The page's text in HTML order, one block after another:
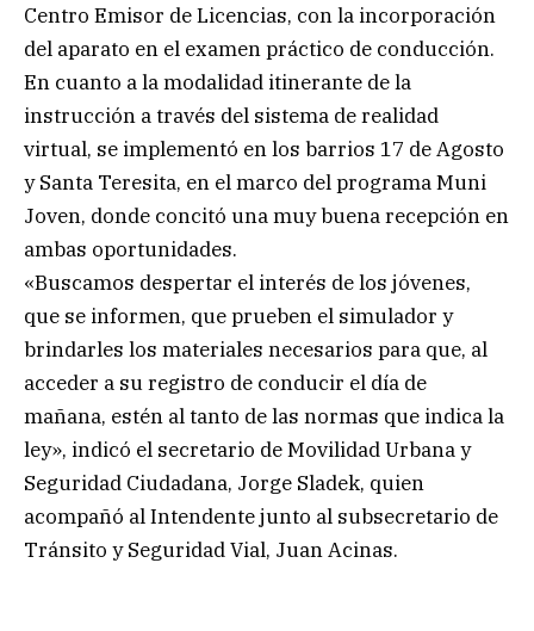
Centro Emisor de Licencias, con la incorporación
del aparato en el examen práctico de conducción.
En cuanto a la modalidad itinerante de la
instrucción a través del sistema de realidad
virtual, se implementó en los barrios 17 de Agosto
y Santa Teresita, en el marco del programa Muni
Joven, donde concitó una muy buena recepción en
ambas oportunidades.
«Buscamos despertar el interés de los jóvenes,
que se informen, que prueben el simulador y
brindarles los materiales necesarios para que, al
acceder a su registro de conducir el día de
mañana, estén al tanto de las normas que indica la
ley», indicó el secretario de Movilidad Urbana y
Seguridad Ciudadana, Jorge Sladek, quien
acompañó al Intendente junto al subsecretario de
Tránsito y Seguridad Vial, Juan Acinas.